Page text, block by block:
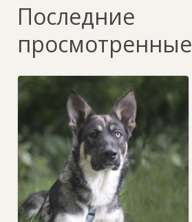
Последние
просмотренные